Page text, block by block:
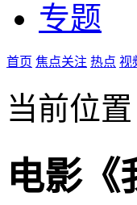
专题
首页 焦点关注 热点 视
当前位置
电影《